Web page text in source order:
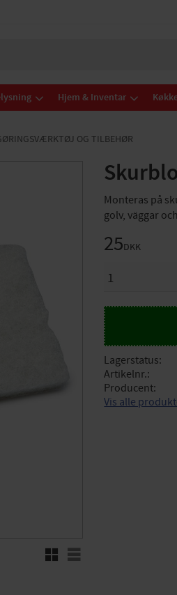
Hjem & Inventar
OG TILBEHØR
Monteras på
golv, väggar
RutenettListe
25DKK
Lagerstatus
Artikelnr.
Producent
Vis alle